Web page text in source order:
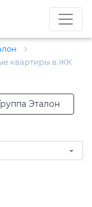
квартиры в ЖК
Эталон